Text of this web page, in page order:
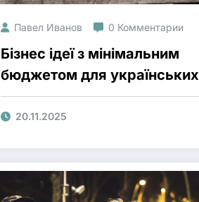
Павел Иванов 0 Комментарии
Бізнес ідеї з мінімальним
бюджетом для українських
підприємців
20.11.2025